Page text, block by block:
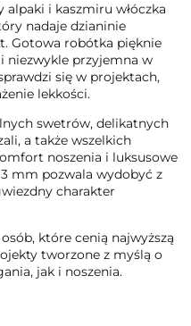
i kaszmiru włóczka
nadaje dzianinie
Gotowa robótka pięknie
niezwykle przyjemna w
się w projektach,
lekkości.
swetrów, delikatnych
a także wszelkich
noszenia i luksusowe
mm pozwala wydobyć z
charakter
które cenią najwyższą
tworzone z myślą o
jak i noszenia.